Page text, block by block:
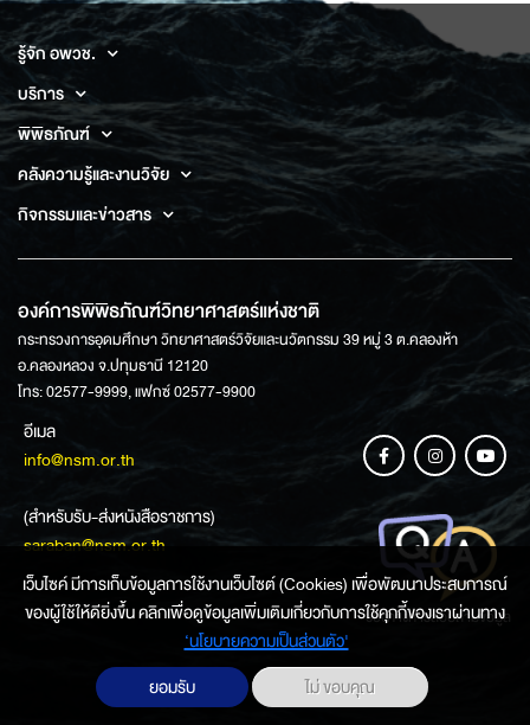
รู้จัก อพวช.
บริการ
พิพิธภัณฑ์
คลังความรู้และงานวิจัย
กิจกรรมและข่าวสาร
องค์การพิพิธภัณฑ์วิทยาศาสตร์แห่งชาติ
กระทรวงการอุดมศึกษา วิทยาศาสตร์วิจัยและนวัตกรรม 39 หมู่ 3 ต.คลองห้า
อ.คลองหลวง จ.ปทุมธานี 12120
โทร: 02577-9999, แฟกซ์ 02577-9900
อีเมล
info@nsm.or.th
(สำหรับรับ-ส่งหนังสือราชการ)
saraban@nsm.or.th
ช่องทางการสอบถามข้อมูล
เว็บไซค์ มีการเก็บข้อมูลการใช้งานเว็บไซต์ (Cookies) เพื่อพัฒนาประสบการณ์
ของผู้ใช้ให้ดียิ่งขึ้น คลิกเพื่อดูข้อมูลเพิ่มเติมเกี่ยวกับการใช้คุกกี้ของเราผ่านทาง
‘นโยบายความเป็นส่วนตัว'
ยอมรับ
ไม่ ขอบคุณ